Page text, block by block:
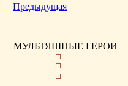
Предыдущая
МУЛЬТЯШНЫЕ ГЕРОИ